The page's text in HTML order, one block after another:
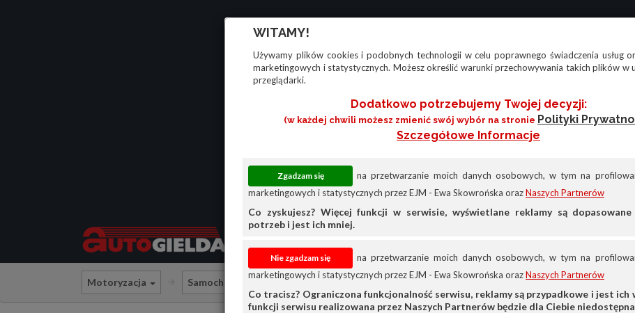
WITAMY!
Używamy plików cookies i podobnych technologii w celu poprawnego świadczenia usług
marketingowych i statystycznych. Możesz określić warunki przechowywania takich plików w
przeglądarki.
Dodatkowo potrzebujemy Twojej decyzji:
(w każdej chwili możesz zmienić swój wybór na stronie Polityki
Szczegółowe Informacje
na przetwarzanie moich danych osobowych, w tym na
marketingowych i statystycznych przez EJM - Ewa Skowrońska orazNaszych Partnerów
Co zyskujesz? Więcej funkcji w serwisie, wyświetlane reklamy są
potrzeb i jest ich mniej.
na przetwarzanie moich danych osobowych, w tym na
marketingowych i statystycznych przez EJM - Ewa Skowrońska orazNaszych Partnerów
Co tracisz? Ograniczona funkcjonalność serwisu, reklamy są przypadkowe i jest ich
funkcji serwisu realizowana przez Naszych Partnerów będzie dla Ciebie
Motoryzacja Samochody osobowe Dodge Dodge Caliber